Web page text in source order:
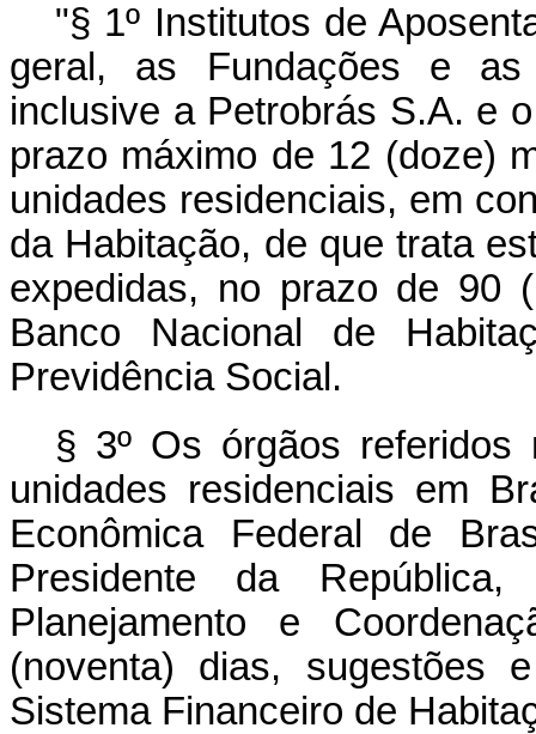
"§ 1º Institutos de
geral, as Fundações e as
inclusive a Petrobrás S.A. e
prazo máximo de 12 (doze)
unidades residenciais, em
da Habitação, de que trata
expedidas, no prazo de 90
Banco Nacional de
Previdência Social.
§ 3º Os órgãos
unidades residenciais em
Econômica Federal de
Presidente da
Planejamento e
(noventa) dias, sugestões
Sistema Financeiro de